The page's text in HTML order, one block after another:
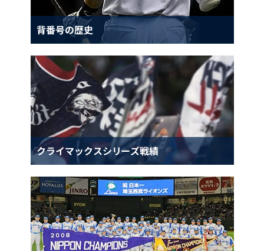
背番号の歴史
クライマックスシリーズ戦績